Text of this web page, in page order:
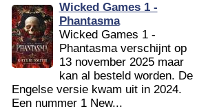
Wicked Games 1 -
Phantasma
Wicked Games 1 -
Phantasma verschijnt op
13 november 2025 maar
kan al besteld worden. De
Engelse versie kwam uit in 2024.
Een nummer 1 New...